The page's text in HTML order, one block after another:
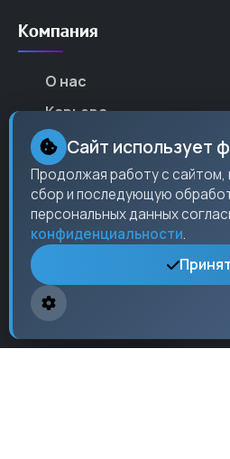
Компания
О нас
Карьера
Партнеры
Контакты
Пресс-центр
Контакты
Москва,
+7 (495) 123-45-67
Сайт использует
Продолжая работу с сайтом,
сбор и последующую
персональных данных
конфиденциальности.